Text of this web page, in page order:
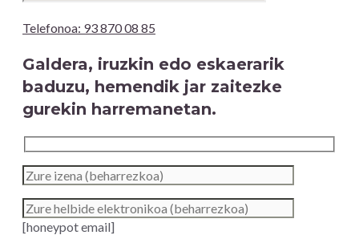
Telefonoa: 93 870 08 85
Galdera, iruzkin edo eskaerarik
baduzu, hemendik jar zaitezke
gurekin harremanetan.
[honeypot email]